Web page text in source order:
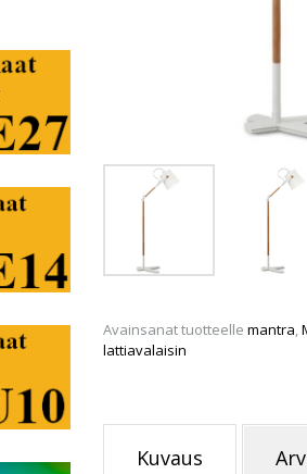
Avainsanat tuotteelle mantra,
lattiavalaisin
Kuvaus